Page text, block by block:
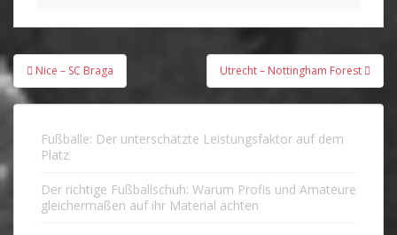
Beitragsnavigation
Nice – SC Braga Utrecht – Nottingham Forest
Fußbälle: Der unterschätzte Leistungsfaktor auf dem
Platz
Der richtige Fußballschuh: Warum Profis und Amateure
gleichermaßen auf ihr Material achten